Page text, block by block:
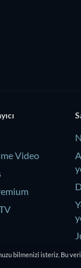
Video
bilmenizi isteriz. Bu